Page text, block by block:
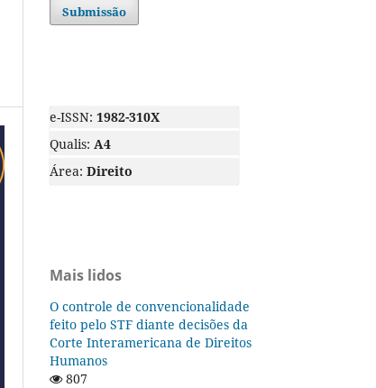
Submissão
e-ISSN: 1982-310X
Qualis: A4
Área: Direito
Mais lidos
O controle de convencionalidade
feito pelo STF diante decisões da
Corte Interamericana de Direitos
Humanos
807